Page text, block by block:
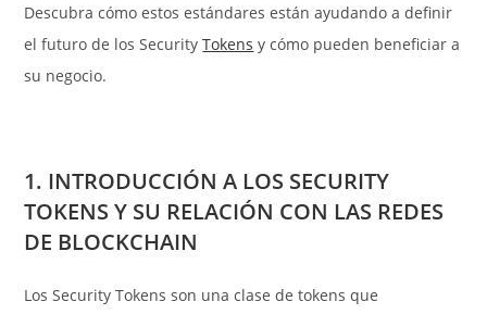
Descubra cómo estos estándares están ayudando a definir
el futuro de los SecurityTokens y cómo pueden beneficiar a
su negocio.
1. INTRODUCCIÓN A LOS SECURITY
TOKENS Y SU RELACIÓN CON LAS REDES
DE BLOCKCHAIN
Los Security Tokens son una clase de tokens que